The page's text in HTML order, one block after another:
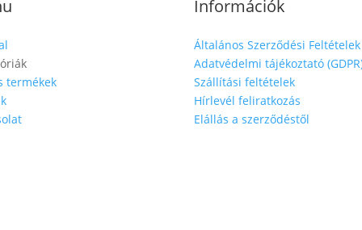
termékek
Információk
Általános Szerződési Feltételek
Adatvédelmi tájékoztató
Szállítási feltételek
Hírlevél feliratkozás
Elállás a szerződéstől